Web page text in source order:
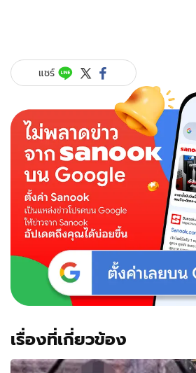
แชร์
เรื่องที่เกี่ยวข้อง